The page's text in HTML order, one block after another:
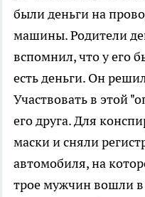
были деньги на
машины. Родители
вспомнил, что у его
есть деньги. Он
Участвовать в этой
его друга. Для
маски и сняли
автомобиля, на
трое мужчин вошли